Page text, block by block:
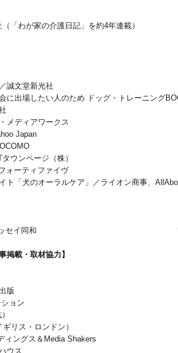
「わが家の介護日記」を約4年連載）
誠文堂新光社
に出場したい人のため ドッグ・トレーニング
ー・メディアワークス
Japan
ウンページ（株）
ォーティファイヴ
ト「犬のオーラルケア」／ライオン商事、
あいおいニッセイ同和
掲載・取材協力】
版
ョン
リス・ロンドン）
ィングス＆Media Shakers
ウス